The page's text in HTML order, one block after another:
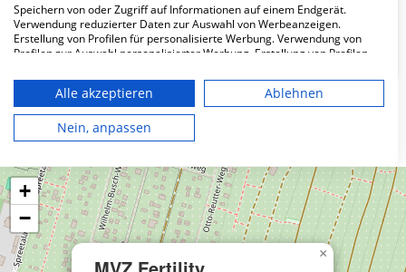
Wie ist die Telefonnummer von MVZ Fertility
Center Berlin?
Karte
×
+
−
Speichern von oder Zugriff auf Informationen auf einem Endgerät.
Verwendung reduzierter Daten zur Auswahl von Werbeanzeigen.
Erstellung von Profilen für personalisierte Werbung. Verwendung von
Profilen zur Auswahl personalisierter Werbung. Erstellung von Profilen
personalisierter Inhalte. Messung der Werbeleistung. Messung der
Performance von Inhalten. Analyse von Zielgruppen durch Statistiken
oder Kombinationen von Daten aus verschiedenen Quellen. Entwicklung
und Verbesserung der Angebote. Verwendung reduzierter Daten zur
Auswahl von Inhalten.
die USA gesendet werden.
Ihre Einwilligung und die cookie Richtlinie gelten ausschließlich für diese
Website/App.
Partnerliste anzeigen (1 IAB-Anbieter)
Wir nutzen Ihre Daten für folgende Zwecke:
Alle akzeptieren
Ablehnen
Nein, anpassen